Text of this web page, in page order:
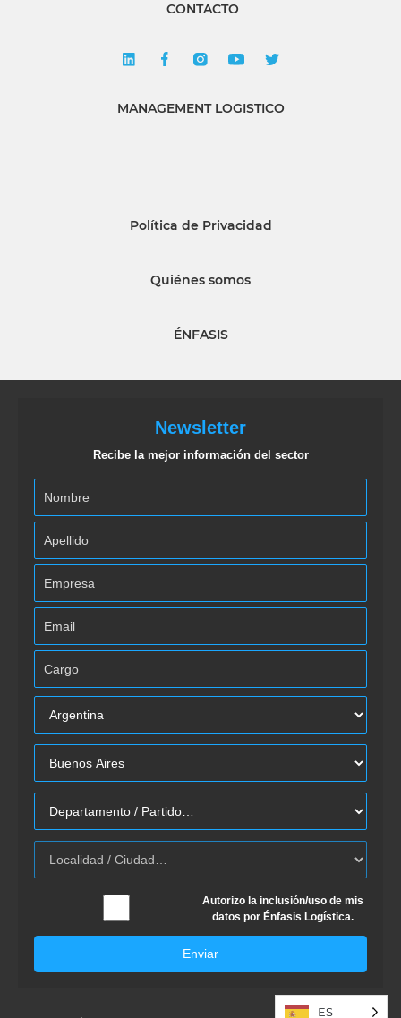
CONTACTO
MANAGEMENT LOGISTICO
Política de Privacidad
Quiénes somos
ÉNFASIS
Newsletter
Recibe la mejor información del sector
Autorizo la inclusión/uso de mis
datos por Énfasis Logística.
Enviar
ES